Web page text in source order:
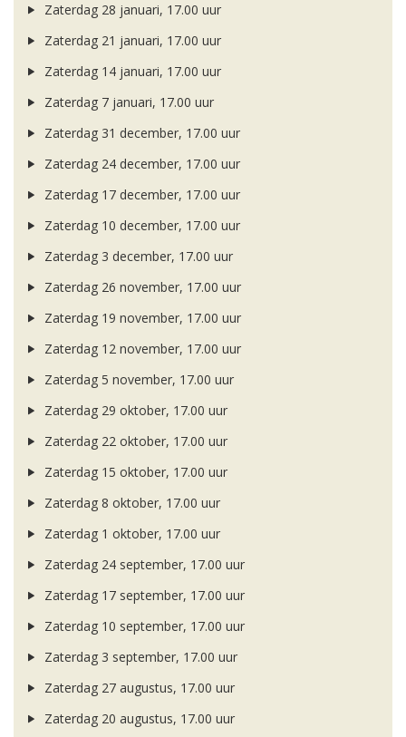
Zaterdag 28 januari, 17.00 uur
Zaterdag 21 januari, 17.00 uur
Zaterdag 14 januari, 17.00 uur
Zaterdag 7 januari, 17.00 uur
Zaterdag 31 december, 17.00 uur
Zaterdag 24 december, 17.00 uur
Zaterdag 17 december, 17.00 uur
Zaterdag 10 december, 17.00 uur
Zaterdag 3 december, 17.00 uur
Zaterdag 26 november, 17.00 uur
Zaterdag 19 november, 17.00 uur
Zaterdag 12 november, 17.00 uur
Zaterdag 5 november, 17.00 uur
Zaterdag 29 oktober, 17.00 uur
Zaterdag 22 oktober, 17.00 uur
Zaterdag 15 oktober, 17.00 uur
Zaterdag 8 oktober, 17.00 uur
Zaterdag 1 oktober, 17.00 uur
Zaterdag 24 september, 17.00 uur
Zaterdag 17 september, 17.00 uur
Zaterdag 10 september, 17.00 uur
Zaterdag 3 september, 17.00 uur
Zaterdag 27 augustus, 17.00 uur
Zaterdag 20 augustus, 17.00 uur